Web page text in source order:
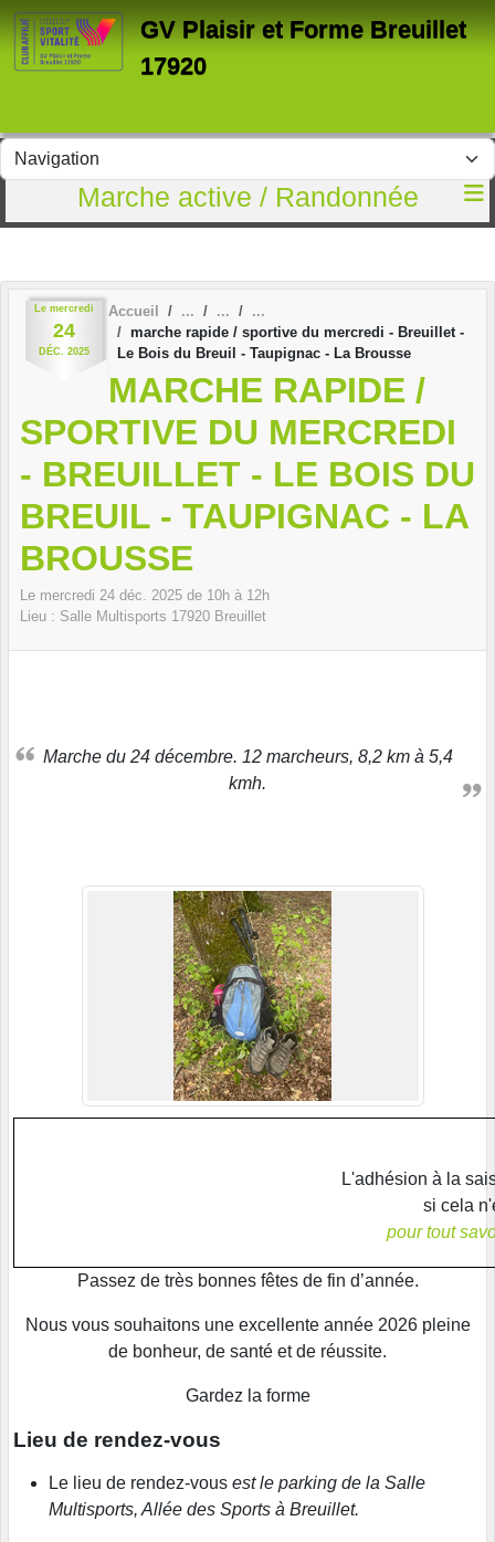
GV Plaisir et Forme Breuillet
17920
Marche active / Randonnée
Le mercredi
24
DÉC. 2025
Accueil
marche rapide / sportive du mercredi - Breuillet -
Le Bois du Breuil - Taupignac - La Brousse
MARCHE RAPIDE /
SPORTIVE DU MERCREDI
- BREUILLET - LE BOIS DU
BREUIL - TAUPIGNAC - LA
BROUSSE
Le mercredi 24 déc. 2025 de 10h à 12h
Lieu : Salle Multisports 17920 Breuillet
Marche du 24 décembre. 12 marcheurs, 8,2 km à 5,4
kmh.
L'adhésion à la
si cela
pour tout
Passez de très bonnes fêtes de fin d’année.
Nous vous souhaitons une excellente année 2026 pleine
de bonheur, de santé et de réussite.
Gardez la forme
Lieu de rendez-vous
Le lieu de rendez-vous est le parking de la Salle
Multisports, Allée des Sports à Breuillet.
Panneau de gestion des cookies